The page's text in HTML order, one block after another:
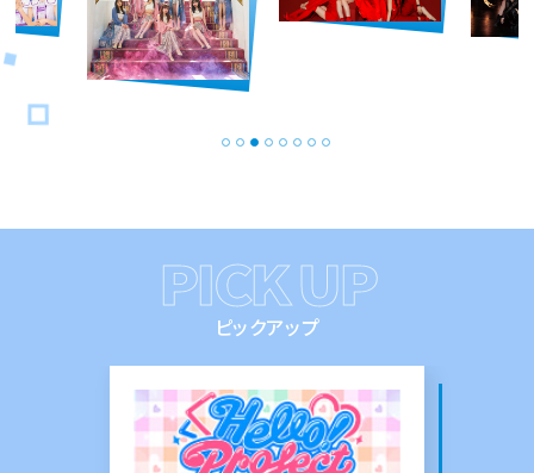
PICK UP
ピックアップ